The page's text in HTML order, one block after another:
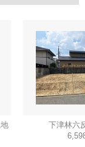
下津林六